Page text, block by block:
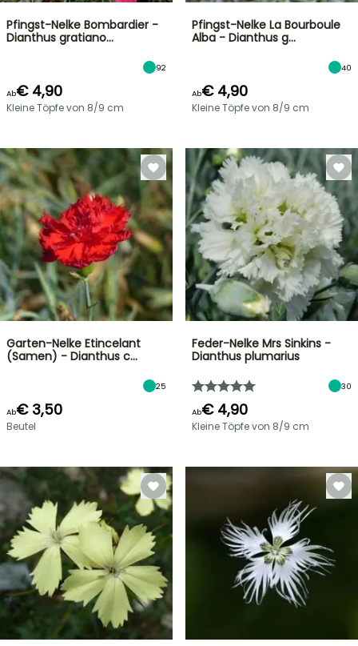
Pfingst-Nelke Bombardier -
Dianthus gratiano…
92
Ab€ 4,90
Kleine Töpfe von 8/9 cm
Pfingst-Nelke La Bourboule
Alba - Dianthus g…
40
Ab€ 4,90
Kleine Töpfe von 8/9 cm
Garten-Nelke Etincelant
(Samen) - Dianthus c…
25
Ab€ 3,50
Beutel
Feder-Nelke Mrs Sinkins -
Dianthus plumarius
30
Ab€ 4,90
Kleine Töpfe von 8/9 cm